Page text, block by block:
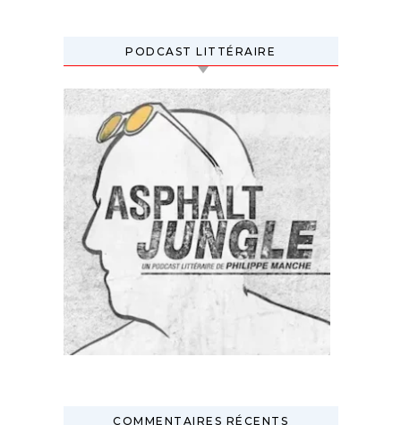
PODCAST LITTÉRAIRE
COMMENTAIRES RÉCENTS